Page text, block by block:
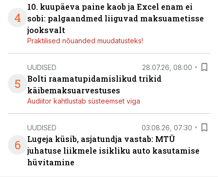
4
10. kuupäeva paine kaob ja Excel enam ei
sobi: palgaandmed liiguvad maksuametisse
jooksvalt
Praktilised nõuanded muudatusteks!
5
UUDISED 28.07.26, 08:00
Bolti raamatupidamislikud trikid
käibemaksuarvestuses
Audiitor kahtlustab süsteemset viga
6
UUDISED 03.08.26, 07:30
Lugeja küsib, asjatundja vastab: MTÜ
juhatuse liikmele isikliku auto kasutamise
hüvitamine